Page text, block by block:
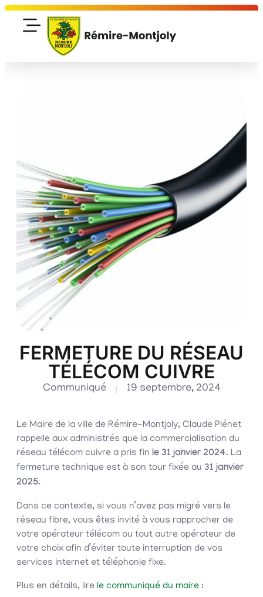
FERMETURE DU RÉSEAU
TÉLÉCOM CUIVRE
Communiqué 19 septembre, 2024
Le Maire de la ville de Rémire-Montjoly, Claude Plénet
rappelle aux administrés que la commercialisation du
réseau télécom cuivre a pris fin le 31 janvier 2024. La
fermeture technique est à son tour fixée au 31 janvier
2025.
Dans ce contexte, si vous n’avez pas migré vers le
réseau fibre, vous êtes invité à vous rapprocher de
votre opérateur télécom ou tout autre opérateur de
votre choix afin d’éviter toute interruption de vos
services internet et téléphonie fixe.
Plus en détails, lire le communiqué du maire :